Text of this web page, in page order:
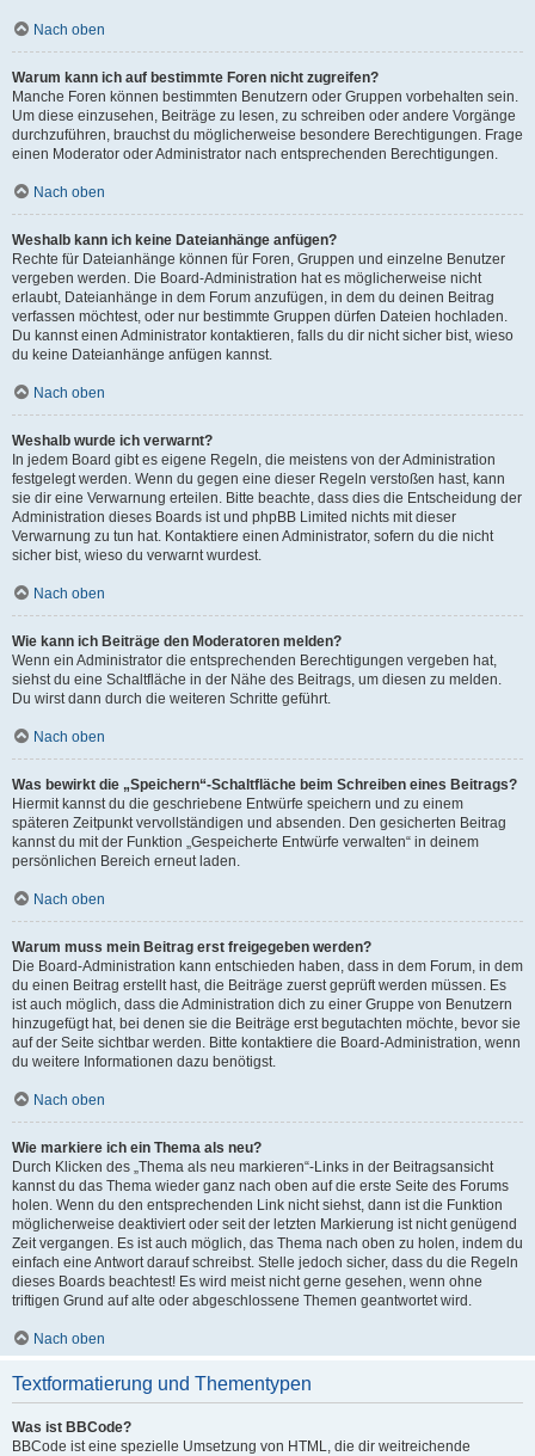
Nach oben
Warum kann ich auf bestimmte Foren nicht zugreifen?
Manche Foren können bestimmten Benutzern oder Gruppen vorbehalten sein.
Um diese einzusehen, Beiträge zu lesen, zu schreiben oder andere Vorgänge
durchzuführen, brauchst du möglicherweise besondere Berechtigungen. Frage
einen Moderator oder Administrator nach entsprechenden Berechtigungen.
Nach oben
Weshalb kann ich keine Dateianhänge anfügen?
Rechte für Dateianhänge können für Foren, Gruppen und einzelne Benutzer
vergeben werden. Die Board-Administration hat es möglicherweise nicht
erlaubt, Dateianhänge in dem Forum anzufügen, in dem du deinen Beitrag
verfassen möchtest, oder nur bestimmte Gruppen dürfen Dateien hochladen.
Du kannst einen Administrator kontaktieren, falls du dir nicht sicher bist, wieso
du keine Dateianhänge anfügen kannst.
Nach oben
Weshalb wurde ich verwarnt?
In jedem Board gibt es eigene Regeln, die meistens von der Administration
festgelegt werden. Wenn du gegen eine dieser Regeln verstoßen hast, kann
sie dir eine Verwarnung erteilen. Bitte beachte, dass dies die Entscheidung der
Administration dieses Boards ist und phpBB Limited nichts mit dieser
Verwarnung zu tun hat. Kontaktiere einen Administrator, sofern du die nicht
sicher bist, wieso du verwarnt wurdest.
Nach oben
Wie kann ich Beiträge den Moderatoren melden?
Wenn ein Administrator die entsprechenden Berechtigungen vergeben hat,
siehst du eine Schaltfläche in der Nähe des Beitrags, um diesen zu melden.
Du wirst dann durch die weiteren Schritte geführt.
Nach oben
Was bewirkt die „Speichern“-Schaltfläche beim Schreiben eines Beitrags?
Hiermit kannst du die geschriebene Entwürfe speichern und zu einem
späteren Zeitpunkt vervollständigen und absenden. Den gesicherten Beitrag
kannst du mit der Funktion „Gespeicherte Entwürfe verwalten“ in deinem
persönlichen Bereich erneut laden.
Nach oben
Warum muss mein Beitrag erst freigegeben werden?
Die Board-Administration kann entschieden haben, dass in dem Forum, in dem
du einen Beitrag erstellt hast, die Beiträge zuerst geprüft werden müssen. Es
ist auch möglich, dass die Administration dich zu einer Gruppe von Benutzern
hinzugefügt hat, bei denen sie die Beiträge erst begutachten möchte, bevor sie
auf der Seite sichtbar werden. Bitte kontaktiere die Board-Administration, wenn
du weitere Informationen dazu benötigst.
Nach oben
Wie markiere ich ein Thema als neu?
Durch Klicken des „Thema als neu markieren“-Links in der Beitragsansicht
kannst du das Thema wieder ganz nach oben auf die erste Seite des Forums
holen. Wenn du den entsprechenden Link nicht siehst, dann ist die Funktion
möglicherweise deaktiviert oder seit der letzten Markierung ist nicht genügend
Zeit vergangen. Es ist auch möglich, das Thema nach oben zu holen, indem du
einfach eine Antwort darauf schreibst. Stelle jedoch sicher, dass du die Regeln
dieses Boards beachtest! Es wird meist nicht gerne gesehen, wenn ohne
triftigen Grund auf alte oder abgeschlossene Themen geantwortet wird.
Nach oben
Textformatierung und Thementypen
Was ist BBCode?
BBCode ist eine spezielle Umsetzung von HTML, die dir weitreichende